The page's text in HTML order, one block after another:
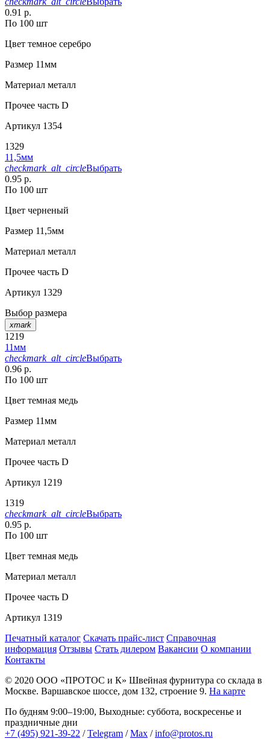
0.91 р.
По 100 шт
Цвет темное серебро
Размер 11мм
Материал металл
Прочее часть D
Артикул 1354
1329
11,5мм
checkmark_alt_circleВыбрать
0.95 р.
По 100 шт
Цвет черненый
Размер 11,5мм
Материал металл
Прочее часть D
Артикул 1329
Выбор размера
xmark
1219
11мм
checkmark_alt_circleВыбрать
0.96 р.
По 100 шт
Цвет темная медь
Размер 11мм
Материал металл
Прочее часть D
Артикул 1219
1319
checkmark_alt_circleВыбрать
0.95 р.
По 100 шт
Цвет темная медь
Материал металл
Прочее часть D
Артикул 1319
Печатный каталог Скачать прайс-лист Справочная
информация Отзывы Стать дилером Вакансии О компании
Контакты
© 2020 ООО «ПРОТОС и К» Швейная фурнитура со склада в
Москве. Варшавское шоссе, дом 132, строение 9. На карте
По будням 9:00–19:00, Выходные: суббота, воскресенье и
праздничные дни
+7 (495) 921-39-22 /Telegram /Max /info@protos.ru